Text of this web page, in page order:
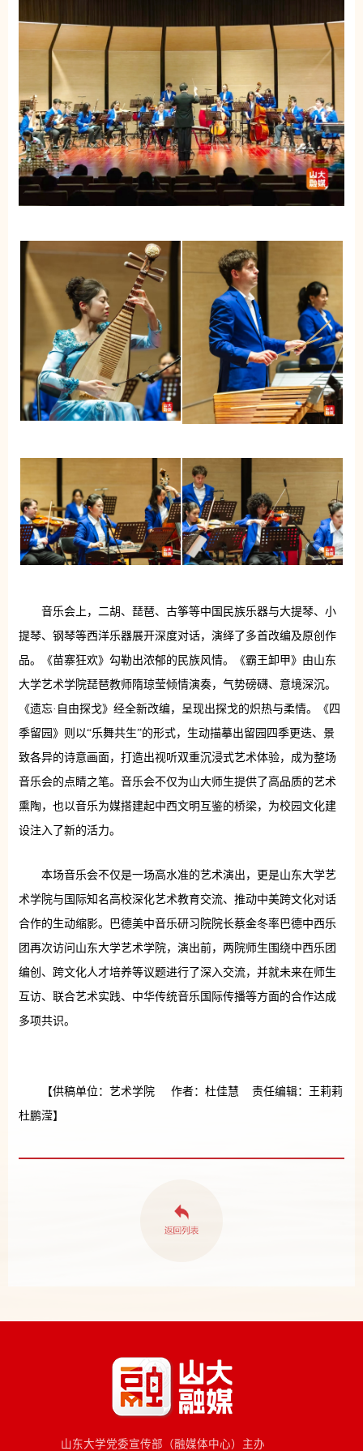
音乐会上，二胡、琵琶、古筝等中国民族乐器与大提琴、小
提琴、钢琴等西洋乐器展开深度对话，演绎了多首改编及原创作
品。《苗寨狂欢》勾勒出浓郁的民族风情。《霸王卸甲》由山东
大学艺术学院琵琶教师隋琼莹倾情演奏，气势磅礴、意境深沉。
《遗忘·自由探戈》经全新改编，呈现出探戈的炽热与柔情。《四
季留园》则以“乐舞共生”的形式，生动描摹出留园四季更迭、景
致各异的诗意画面，打造出视听双重沉浸式艺术体验，成为整场
音乐会的点睛之笔。音乐会不仅为山大师生提供了高品质的艺术
熏陶，也以音乐为媒搭建起中西文明互鉴的桥梁，为校园文化建
设注入了新的活力。
本场音乐会不仅是一场高水准的艺术演出，更是山东大学艺
术学院与国际知名高校深化艺术教育交流、推动中美跨文化对话
合作的生动缩影。巴德美中音乐研习院院长蔡金冬率巴德中西乐
团再次访问山东大学艺术学院，演出前，两院师生围绕中西乐团
编创、跨文化人才培养等议题进行了深入交流，并就未来在师生
互访、联合艺术实践、中华传统音乐国际传播等方面的合作达成
多项共识。
【供稿单位：艺术学院 作者：杜佳慧 责任编辑：王莉莉
杜鹏滢】
山东大学党委宣传部（融媒体中心）主办